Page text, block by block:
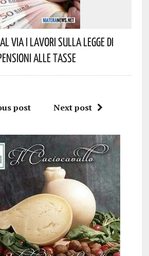
Via I Lavori Sulla Legge Di
Alle Tasse
post Next post